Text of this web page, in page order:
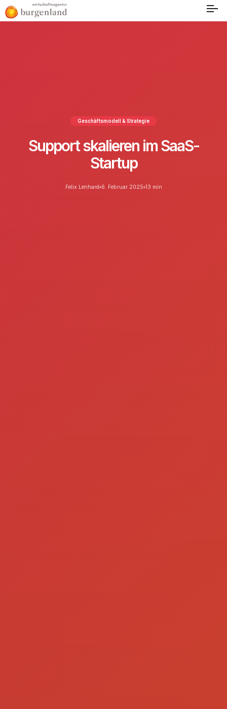
Geschäftsmodell & Strategie
Support skalieren im SaaS-
Startup
Felix Lenhard 6. Februar 2025 13 min